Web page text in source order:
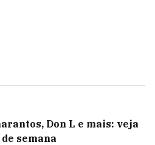
Don L e mais: veja
semana